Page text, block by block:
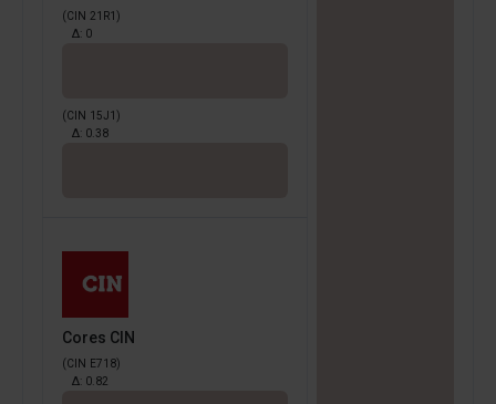
(CIN 21R1)
Δ: 0
(CIN 15J1)
Δ: 0.38
Cores CIN
(CIN E718)
Δ: 0.82